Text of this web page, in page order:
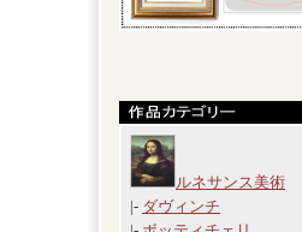
ルネサンス美術
|- ダヴィンチ